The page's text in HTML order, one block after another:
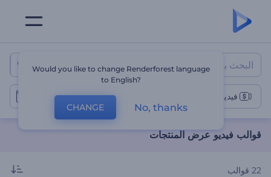
قوالب فيديو عرض المنتجات
فيديوهات عرض المنتجات
قوالب فيديو عرض المنتجات
22 قوالب
Would you like to change Renderforest language
to English?
CHANGE No, thanks